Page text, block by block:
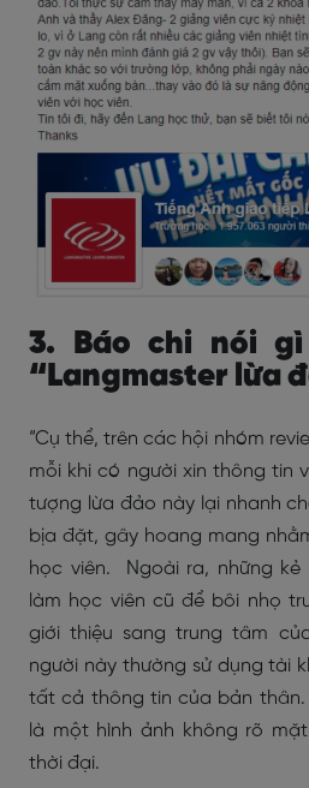
3. Báo chi nói
“Langmaster lừa
“Cụ thể, trên các hội nhóm
mỗi khi có người xin thông tin
tượng lừa đảo này lại nhanh
bịa đặt, gây hoang mang
học viên. Ngoài ra, những
làm học viên cũ để bôi nhọ
giới thiệu sang trung tâm
người này thường sử dụng tài
tất cả thông tin của bản thân.
là một hình ảnh không rõ
thời đại.